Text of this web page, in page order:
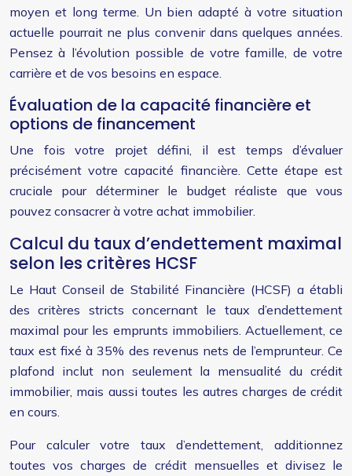
moyen et long terme. Un bien adapté à votre situation
actuelle pourrait ne plus convenir dans quelques années.
Pensez à l’évolution possible de votre famille, de votre
carrière et de vos besoins en espace.
Évaluation de la capacité financière et
options de financement
Une fois votre projet défini, il est temps d’évaluer
précisément votre capacité financière. Cette étape est
cruciale pour déterminer le budget réaliste que vous
pouvez consacrer à votre achat immobilier.
Calcul du taux d’endettement maximal
selon les critères HCSF
Le Haut Conseil de Stabilité Financière (HCSF) a établi
des critères stricts concernant le taux d’endettement
maximal pour les emprunts immobiliers. Actuellement, ce
taux est fixé à 35% des revenus nets de l’emprunteur. Ce
plafond inclut non seulement la mensualité du crédit
immobilier, mais aussi toutes les autres charges de crédit
en cours.
Pour calculer votre taux d’endettement, additionnez
toutes vos charges de crédit mensuelles et divisez le